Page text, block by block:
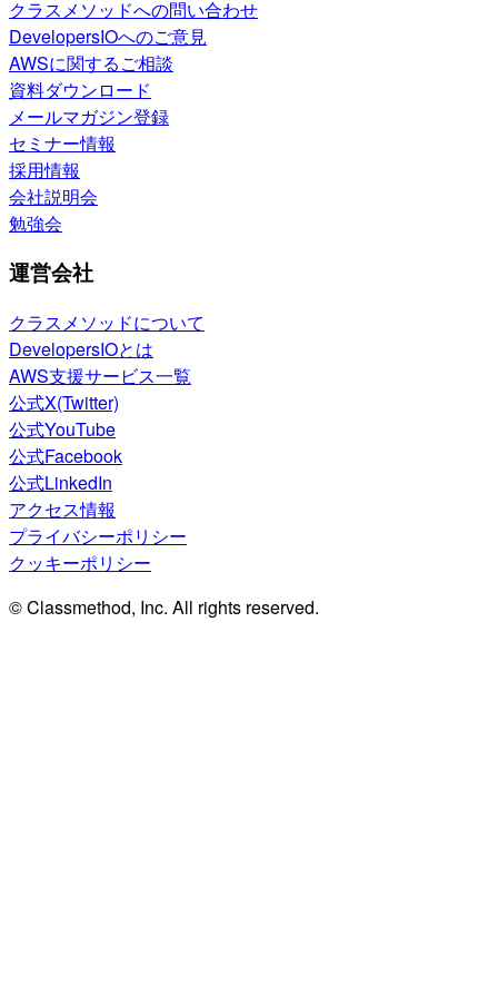
クラスメソッドへの問い合わせ
DevelopersIOへのご意見
AWSに関するご相談
資料ダウンロード
メールマガジン登録
セミナー情報
採用情報
会社説明会
勉強会
運営会社
クラスメソッドについて
DevelopersIOとは
AWS支援サービス一覧
公式X(Twitter)
公式YouTube
公式Facebook
公式LinkedIn
アクセス情報
プライバシーポリシー
クッキーポリシー
© Classmethod, Inc. All rights reserved.